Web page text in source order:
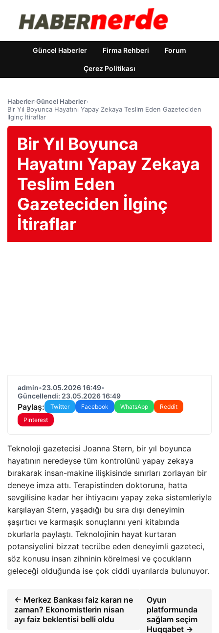
Güncel Haberler Firma Rehberi Forum
Çerez Politikası
Haberler›Güncel Haberler›
Bir Yıl Boyunca Hayatını Yapay Zekaya Teslim Eden Gazeteciden
İlginç İtiraflar
Bir Yıl Boyunca
Hayatını Yapay Zekaya
Teslim Eden
Gazeteciden İlginç
İtiraflar
admin•23.05.2026 16:49•
Güncellendi: 23.05.2026 16:49
Paylaş: Twitter Facebook WhatsApp
Reddit
Pinterest
Teknoloji gazetecisi Joanna Stern, bir yıl boyunca
hayatının neredeyse tüm kontrolünü yapay zekaya
bırakarak insan-makine ilişkisinde sınırları zorlayan bir
deneye imza attı. Terapistinden doktoruna, hatta
sevgilisine kadar her ihtiyacını yapay zeka sistemleriyle
karşılayan Stern, yaşadığı bu sıra dışı deneyimin
şaşırtıcı ve karmaşık sonuçlarını yeni kitabında
okurlarla paylaştı. Teknolojinin hayat kurtaran
potansiyelini bizzat tecrübe eden deneyimli gazeteci,
söz konusu insan zihninin körelmesi ve çocukların
geleceği olduğunda ise çok ciddi uyarılarda bulunuyor.
← Merkez Bankası faiz kararı ne
zaman? Ekonomistlerin nisan
ayı faiz beklentisi belli oldu
Oyun
platformunda
sağlam seçim
Huqqabet →